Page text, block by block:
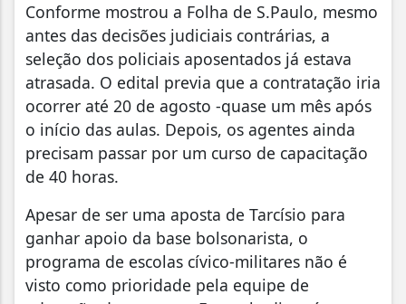
Conforme mostrou a Folha de S.Paulo, mesmo
antes das decisões judiciais contrárias, a
seleção dos policiais aposentados já estava
atrasada. O edital previa que a contratação iria
ocorrer até 20 de agosto -quase um mês após
o início das aulas. Depois, os agentes ainda
precisam passar por um curso de capacitação
de 40 horas.
Apesar de ser uma aposta de Tarcísio para
ganhar apoio da base bolsonarista, o
programa de escolas cívico-militares não é
visto como prioridade pela equipe de